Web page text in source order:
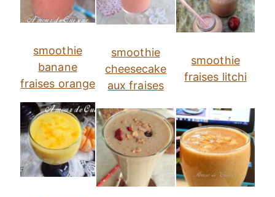
smoothie
banane
fraises orange
smoothie
cheesecake
aux fraises
smoothie
fraises litchi